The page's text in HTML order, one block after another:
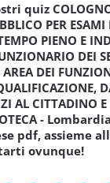
quiz
PER ESAMI
PIENO E
DEI
DEI
AL CITTADINO
-
pdf, assieme
ovunque!